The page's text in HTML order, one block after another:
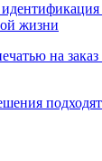
жизни
на